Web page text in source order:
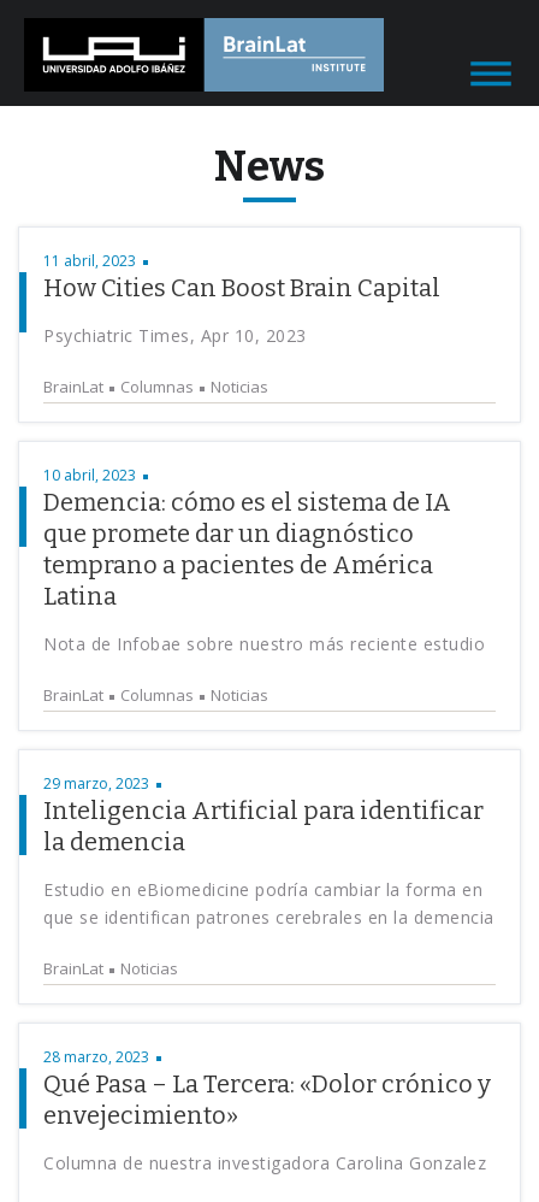
News
11 abril, 2023
How Cities Can Boost Brain Capital
Psychiatric Times, Apr 10, 2023
BrainLat Columnas Noticias
10 abril, 2023
Demencia: cómo es el sistema de IA
que promete dar un diagnóstico
temprano a pacientes de América
Latina
Nota de Infobae sobre nuestro más reciente estudio
BrainLat Columnas Noticias
29 marzo, 2023
Inteligencia Artificial para identificar
la demencia
Estudio en eBiomedicine podría cambiar la forma en
que se identifican patrones cerebrales en la demencia
BrainLat Noticias
28 marzo, 2023
Qué Pasa – La Tercera: «Dolor crónico y
envejecimiento»
Columna de nuestra investigadora Carolina Gonzalez